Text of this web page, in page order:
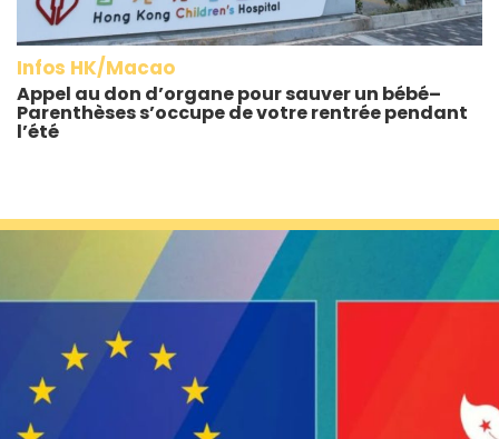
Infos HK/Macao
Appel au don d’organe pour sauver un bébé–
Parenthèses s’occupe de votre rentrée pendant
l’été